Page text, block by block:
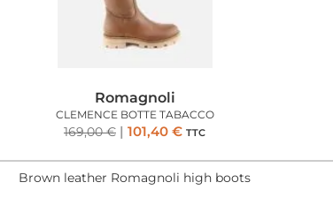
Romagnoli
CLEMENCE BOTTE TABACCO
169,00€ 101,40 € TTC
Brown leather Romagnoli high boots